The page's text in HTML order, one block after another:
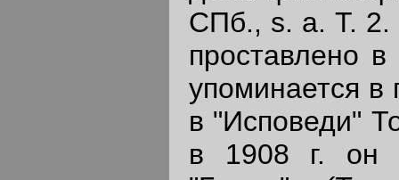
СПб., s. а. Т. 2.
проставлено
упоминается в
в "Исповеди"
в 1908 г. он